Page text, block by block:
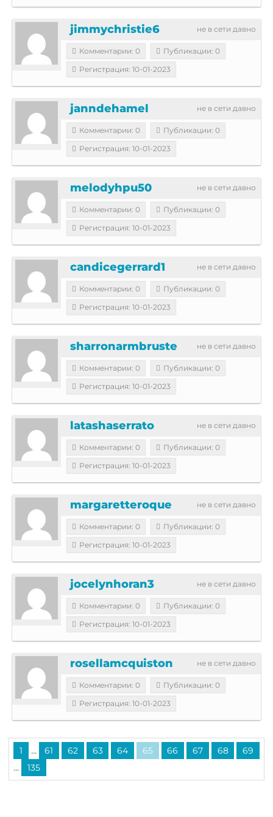
не в сети давно
jimmychristie6
Комментарии: 0
Публикации: 0
Регистрация: 10-01-2023
не в сети давно
janndehamel
Комментарии: 0
Публикации: 0
Регистрация: 10-01-2023
не в сети давно
melodyhpu50
Комментарии: 0
Публикации: 0
Регистрация: 10-01-2023
не в сети давно
candicegerrard1
Комментарии: 0
Публикации: 0
Регистрация: 10-01-2023
не в сети давно
sharronarmbruste
Комментарии: 0
Публикации: 0
Регистрация: 10-01-2023
не в сети давно
latashaserrato
Комментарии: 0
Публикации: 0
Регистрация: 10-01-2023
не в сети давно
margaretteroque
Комментарии: 0
Публикации: 0
Регистрация: 10-01-2023
не в сети давно
jocelynhoran3
Комментарии: 0
Публикации: 0
Регистрация: 10-01-2023
не в сети давно
rosellamcquiston
Комментарии: 0
Публикации: 0
Регистрация: 10-01-2023
1 ... 61 62 63 64 65 66 67 68 69
... 135